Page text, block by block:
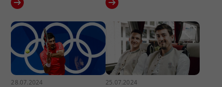
28.07.2024 25.07.2024